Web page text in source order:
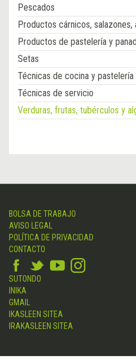
Pescados
Productos cárnicos,
Productos de pastelería y
Setas
Técnicas de cocina y pastelería
Técnicas de servicio
Verduras, frutas, tubérculos y
BOLSA DE TRABAJO
AVISO LEGAL
POLÍTICA DE PRIVACIDAD
CONTACTO
SUTONDO
INIKA
GMAIL
IKASLEEN SITEA
IRAKASLEEN SITEA